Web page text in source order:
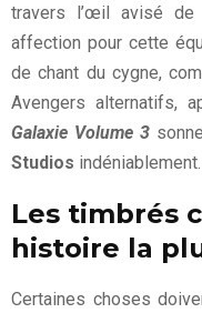
travers l’œil avisé de
affection pour cette
de chant du cygne,
Avengers alternatifs,
Galaxie Volume 3
Studios indéniablement.
Les timbrés
histoire la
Certaines choses